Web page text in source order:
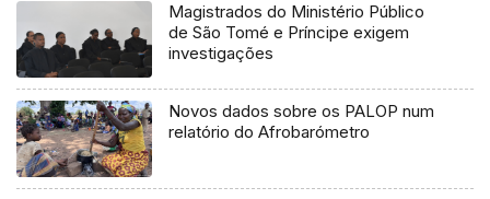
Magistrados do Ministério Público
de São Tomé e Príncipe exigem
investigações
Novos dados sobre os PALOP num
relatório do Afrobarómetro